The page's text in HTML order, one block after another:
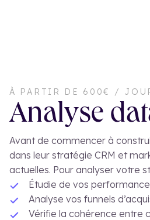
À PARTIR DE 600€ /
Analyse
Avant de commencer à
dans leur stratégie CRM et
actuelles. Pour analyser votre
Étudie de vos
Analyse vos funnels
Vérifie la cohérence entre